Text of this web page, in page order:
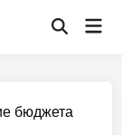
Open
бюджета